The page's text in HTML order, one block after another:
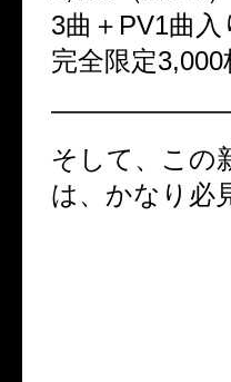
3曲＋PV1曲入
完全限定3,000
そして、この
は、かなり必